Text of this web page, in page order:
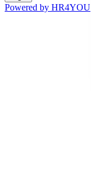
Powered by HR4YOU